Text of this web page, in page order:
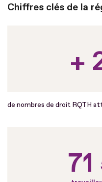
Chiffres clés de la
+
de nombres de droit RQTH